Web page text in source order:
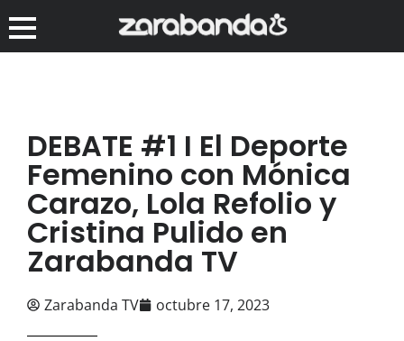
DEBATE #1 I El Deporte
Femenino con Mónica
Carazo, Lola Refolio y
Cristina Pulido en
Zarabanda TV
Zarabanda TV octubre 17, 2023